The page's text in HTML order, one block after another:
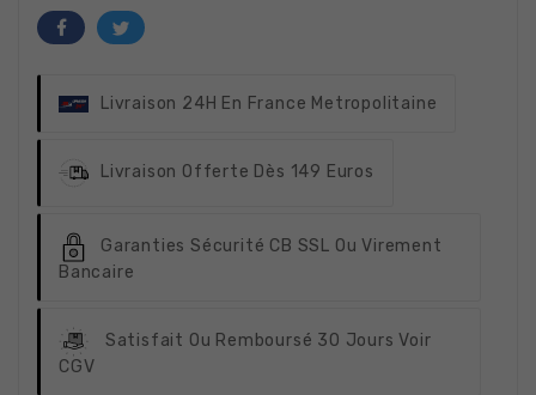
Livraison 24H En France Metropolitaine
Livraison Offerte Dès 149 Euros
Garanties Sécurité CB SSL Ou Virement
Bancaire
Satisfait Ou Remboursé 30 Jours Voir
CGV